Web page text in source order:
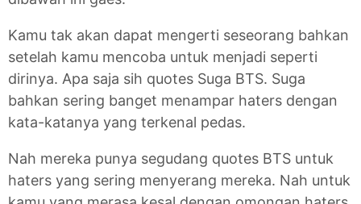
Kamu tak akan dapat mengerti seseorang bahkan
setelah kamu mencoba untuk menjadi seperti
dirinya. Apa saja sih quotes Suga BTS. Suga
bahkan sering banget menampar haters dengan
kata-katanya yang terkenal pedas.
Nah mereka punya segudang quotes BTS untuk
haters yang sering menyerang mereka. Nah untuk